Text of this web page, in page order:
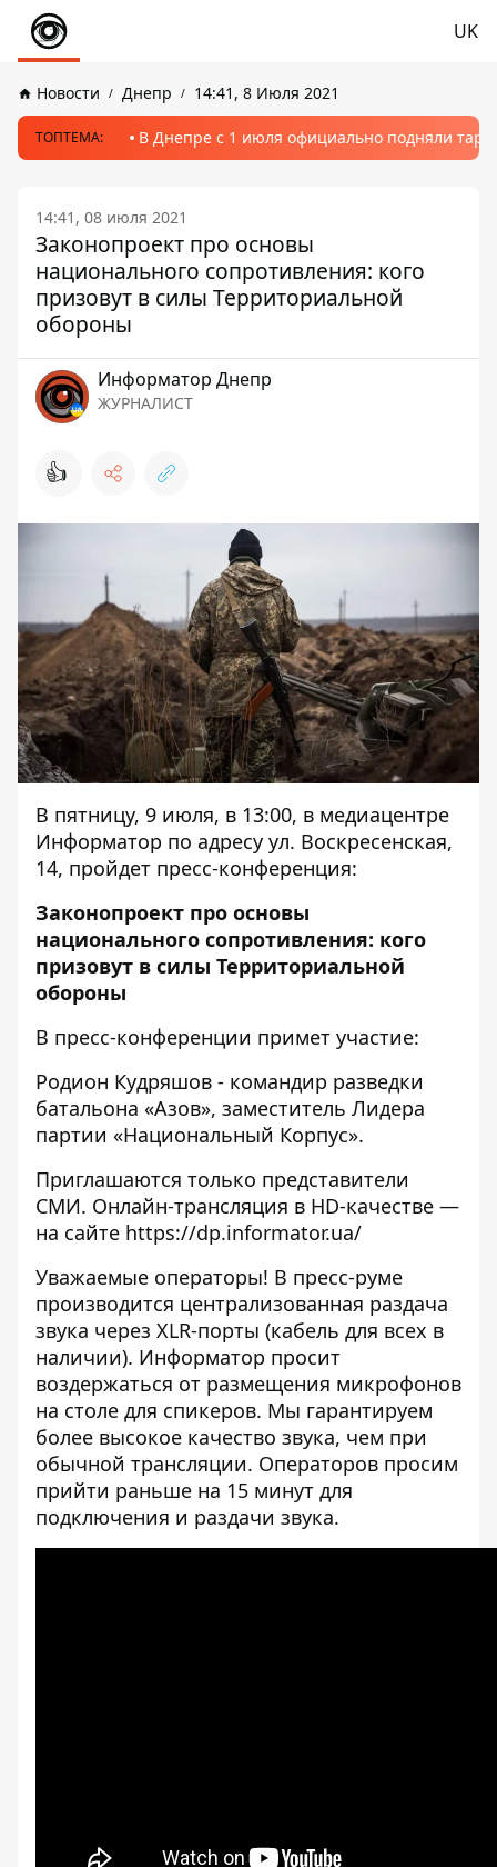
UK
Новости Днепр 14:41, 8 Июля 2021
ТОПТЕМА: В Днепре с 1 июля официально подняли
14:41, 08 июля 2021
Законопроект про основы
национального сопротивления: кого
призовут в силы Территориальной
обороны
Информатор Днепр
ЖУРНАЛИСТ
👍
В пятницу, 9 июля, в 13:00, в медиацентре
Информатор по адресу ул. Воскресенская,
14, пройдет пресс-конференция:
Законопроект про основы
национального сопротивления: кого
призовут в силы Территориальной
обороны
В пресс-конференции примет участие:
Родион Кудряшов - командир разведки
батальона «Азов», заместитель Лидера
партии «Национальный Корпус».
Приглашаются только представители
СМИ. Онлайн-трансляция в HD-качестве —
на сайте https://dp.informator.ua/
Уважаемые операторы! В пресс-руме
производится централизованная раздача
звука через XLR-порты (кабель для всех в
наличии). Информатор просит
воздержаться от размещения микрофонов
на столе для спикеров. Мы гарантируем
более высокое качество звука, чем при
обычной трансляции. Операторов просим
прийти раньше на 15 минут для
подключения и раздачи звука.